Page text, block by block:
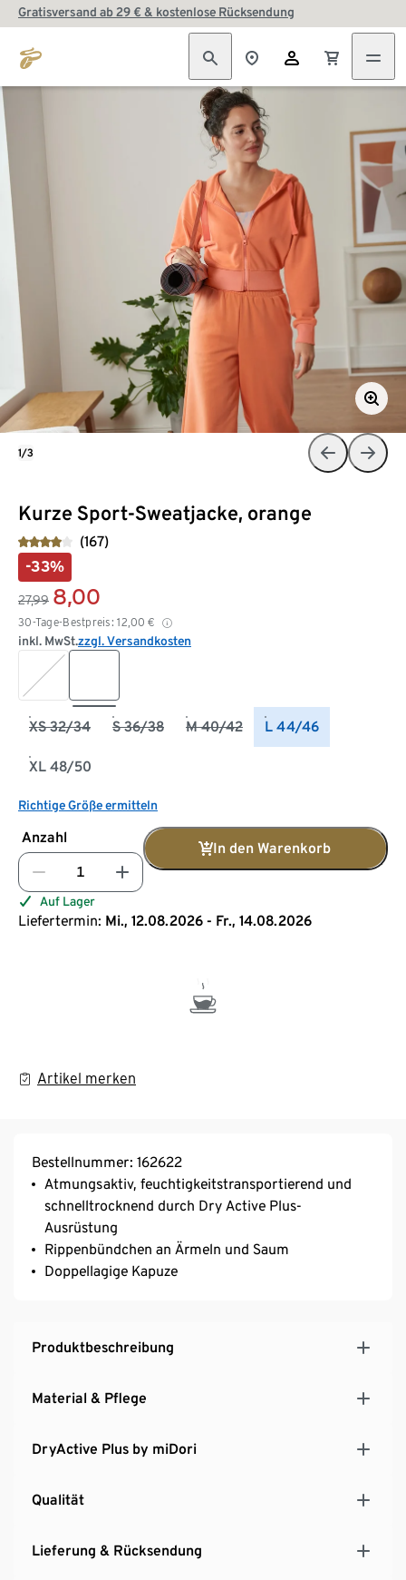
Gratisversand ab 29 € & kostenlose Rücksendung
Kurze Sport-Sweatjacke, orange
(167)
-33%
27,99 8,00
30-Tage-Bestpreis: 12,00 €
inkl. MwSt.zzgl. Versandkosten
XS 32/34 S 36/38 M 40/42 L 44/46
XL 48/50
Richtige Größe ermitteln
Anzahl
In den Warenkorb
Auf Lager
Liefertermin: Mi., 12.08.2026 - Fr., 14.08.2026
Artikel merken
1/3
Bestellnummer: 162622
Atmungsaktiv, feuchtigkeitstransportierend und
schnelltrocknend durch Dry Active Plus-
Ausrüstung
Rippenbündchen an Ärmeln und Saum
Doppellagige Kapuze
Produktbeschreibung
Material & Pflege
DryActive Plus by miDori
Qualität
Lieferung & Rücksendung